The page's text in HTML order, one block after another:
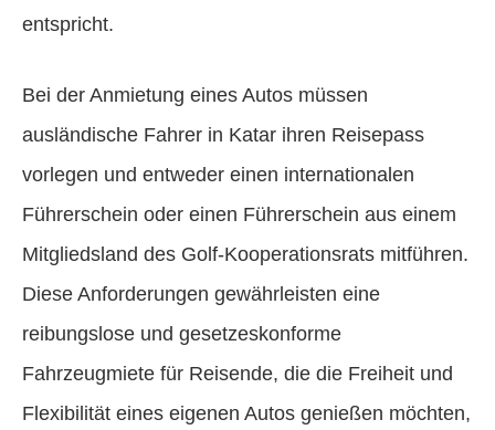
entspricht.
Bei der Anmietung eines Autos müssen
ausländische Fahrer in Katar ihren Reisepass
vorlegen und entweder einen internationalen
Führerschein oder einen Führerschein aus einem
Mitgliedsland des Golf-Kooperationsrats mitführen.
Diese Anforderungen gewährleisten eine
reibungslose und gesetzeskonforme
Fahrzeugmiete für Reisende, die die Freiheit und
Flexibilität eines eigenen Autos genießen möchten,